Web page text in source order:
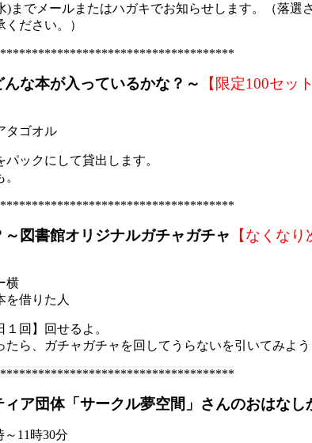
)までメールまたはハガキでお知らせします。（落選
ださい。）
な本が入っているかな？～ 【限定100セット
タゴオル
ックにして貸出します。
図書館オリジナルガチャガチャ 【なくなり
横
借りた人
回】回せるよ。
ら、ガチャガチャを回してうらないを引いてみよう
ア団体「サークル夢空間」さんのおはなし
11時30分